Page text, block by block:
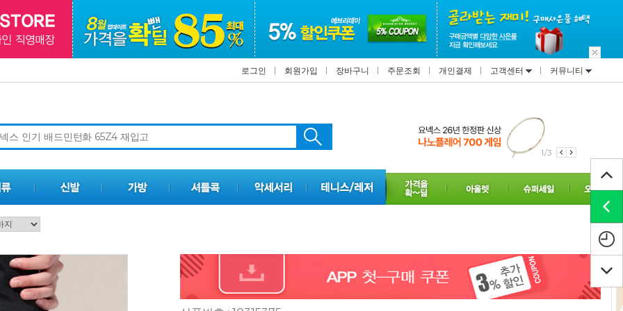
로그인 회원가입 장바구니 주문조회 개인결제 고객센터 커뮤니티
2/3